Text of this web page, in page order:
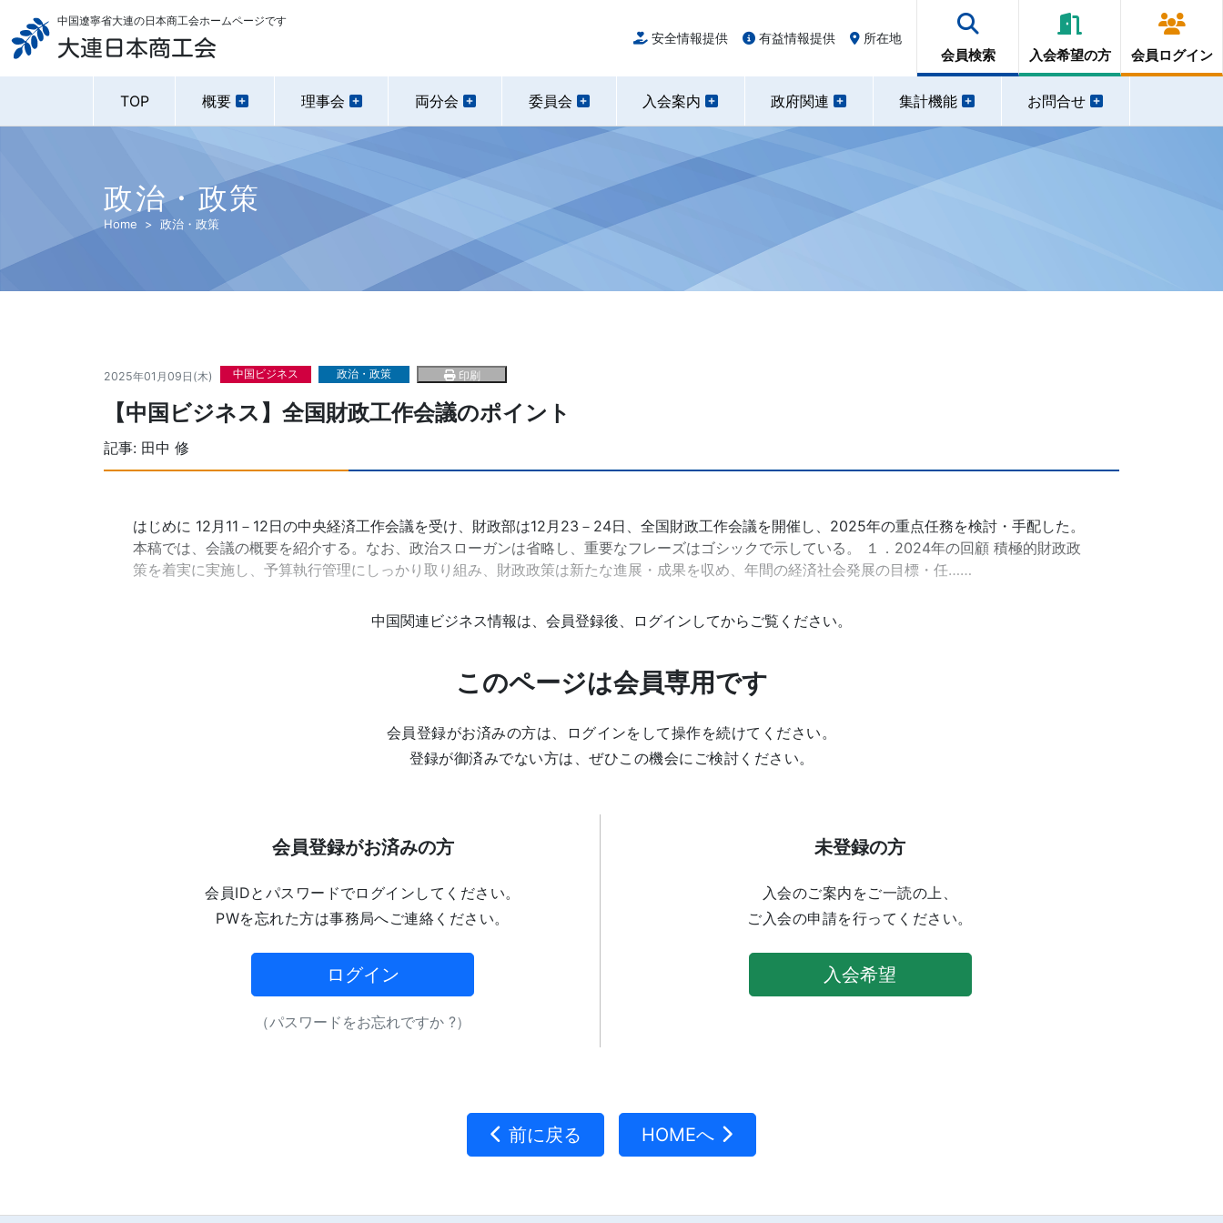
大連日本商工会
中国遼寧省大連の日本商工会ホームページです
安全情報提供 有益情報提供 所在地
会員検索 入会希望の方 会員ログイン
TOP 概要 理事会 両分会 委員会 入会案内 政府関連 集計機能 お問合せ
政治・政策
Home 政治・政策
2025年01月09日(木) 中国ビジネス 政治・政策 印刷
【中国ビジネス】全国財政工作会議のポイント
記事: 田中 修
はじめに 12月11－12日の中央経済工作会議を受け、財政部は12月23－24日、全国財政工作会議を開催し、2025年の重点任務を検討・手配した。
本稿では、会議の概要を紹介する。なお、政治スローガンは省略し、重要なフレーズはゴシックで示している。 １．2024年の回顧 積極的財政政
策を着実に実施し、予算執行管理にしっかり取り組み、財政政策は新たな進展・成果を収め、年間の経済社会発展の目標・任……
中国関連ビジネス情報は、会員登録後、ログインしてからご覧ください。
このページは会員専用です
会員登録がお済みの方は、ログインをして操作を続けてください。
登録が御済みでない方は、ぜひこの機会にご検討ください。
会員登録がお済みの方
会員IDとパスワードでログインしてください。
PWを忘れた方は事務局へご連絡ください。
ログイン
（パスワードをお忘れですか ?）
未登録の方
入会のご案内をご一読の上、
ご入会の申請を行ってください。
入会希望
前に戻る HOMEへ